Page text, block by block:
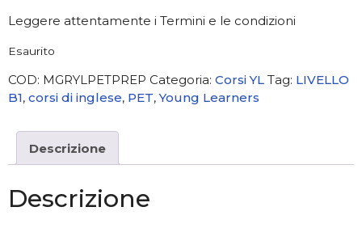
Leggere attentamente i Termini e le condizioni
Esaurito
COD: MGRYLPETPREP Categoria: Corsi YL Tag: LIVELLO
B1, corsi di inglese, PET,Young Learners
Descrizione
Descrizione